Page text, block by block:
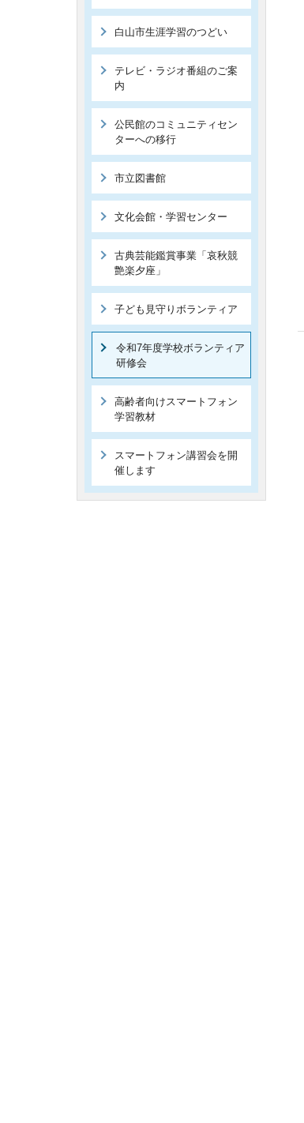
白山市生涯学習のつどい
テレビ・ラジオ番組のご案
内
公民館のコミュニティセン
ターへの移行
市立図書館
文化会館・学習センター
古典芸能鑑賞事業「哀秋競
艶楽夕座」
子ども見守りボランティア
令和7年度学校ボランティア
研修会
高齢者向けスマートフォン
学習教材
スマートフォン講習会を開
催します